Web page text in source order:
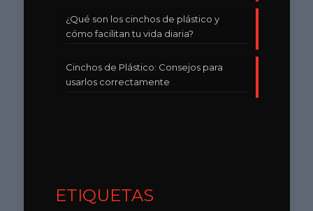
¿Qué son los cinchos de plástico y
cómo facilitan tu vida diaria?
Cinchos de Plástico: Consejos para
usarlos correctamente
ETIQUETAS